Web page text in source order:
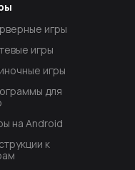
игры
игры
игры
для
на Android
к